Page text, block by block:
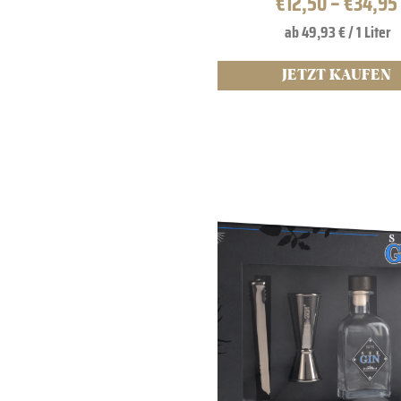
ab 49,93 € / 1 Liter
JETZT KAUFEN